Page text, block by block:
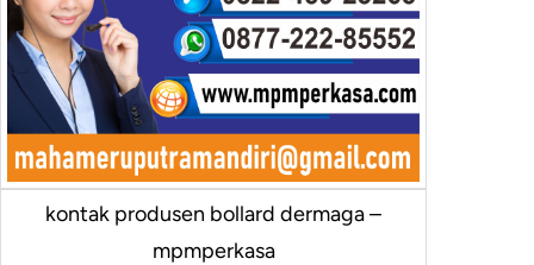
kontak produsen bollard dermaga –
mpmperkasa